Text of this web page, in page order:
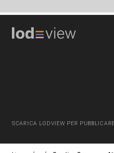
SCARICA LODVIEW PER